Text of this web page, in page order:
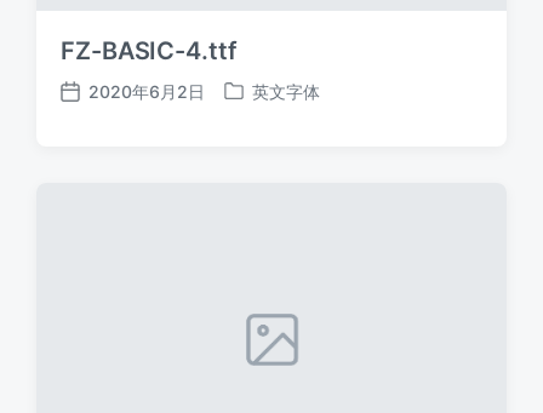
FZ-BASIC-4.ttf
发
2020年6月2日
发
英文字体